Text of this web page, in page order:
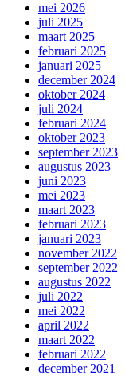
mei 2026
juli 2025
maart 2025
februari 2025
januari 2025
december 2024
oktober 2024
juli 2024
februari 2024
oktober 2023
september 2023
augustus 2023
juni 2023
mei 2023
maart 2023
februari 2023
januari 2023
november 2022
september 2022
augustus 2022
juli 2022
mei 2022
april 2022
maart 2022
februari 2022
december 2021